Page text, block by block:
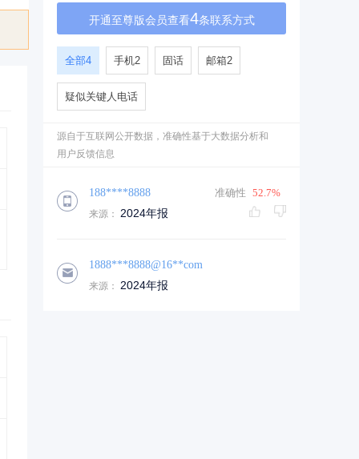
开通至尊版会员查看4条联系方式
全部4 手机2 固话 邮箱2
疑似关键人电话
源自于互联网公开数据，准确性基于大数据分析和
用户反馈信息
188****8888 准确性 52.7%
来源： 2024年报
1888***8888@16**com
来源： 2024年报